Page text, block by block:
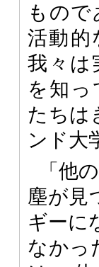
もので
活動的
我々は
を知っ
たちは
ンド大
「他
塵が見
ギーに
なかっ